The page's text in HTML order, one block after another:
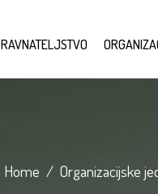
RAVNATELJSTVO
Home / Organizacijske